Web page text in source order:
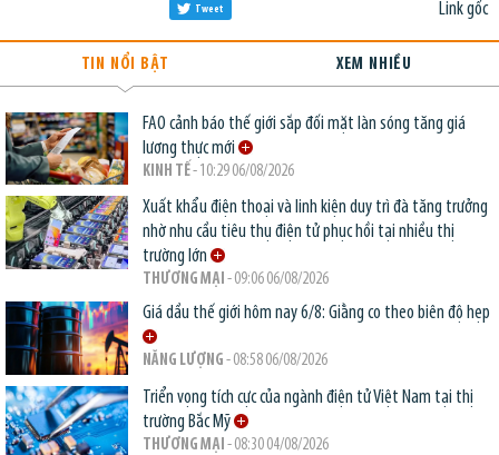
Link gốc
Tweet
TIN NỔI BẬT XEM NHIỀU
FAO cảnh báo thế giới sắp đối mặt làn sóng tăng giá
lương thực mới
KINH TẾ- 10:29 06/08/2026
Xuất khẩu điện thoại và linh kiện duy trì đà tăng trưởng
nhờ nhu cầu tiêu thụ điện tử phục hồi tại nhiều thị
trường lớn
THƯƠNG MẠI - 09:06 06/08/2026
Giá dầu thế giới hôm nay 6/8: Giằng co theo biên độ hẹp
NĂNG LƯỢNG - 08:58 06/08/2026
Triển vọng tích cực của ngành điện tử Việt Nam tại thị
trường Bắc Mỹ
THƯƠNG MẠI - 08:30 04/08/2026